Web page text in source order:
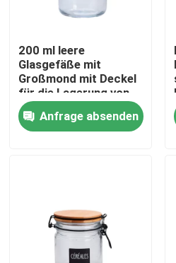
Zu Hause
Produkte
Qualitätskontrolle
200 ml leere
Glasgefäße mit
Großmond mit Deckel
für die Lagerung von
Lebensmitteln
Anfrage absenden